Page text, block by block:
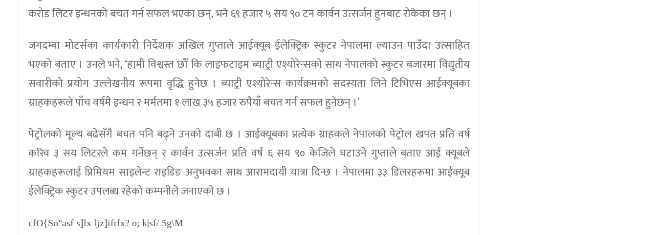
करोड लिटर इन्धनको बचत गर्न सफल भएका छन्, भने ६९ हजार ५ सय ९० टन कार्वन उत्सर्जन हुनबाट रोकेका छन् ।
जगदम्बा मोटर्सका कार्यकारी निर्देशक अखिल गुप्ताले आईक्यूब ईलेक्ट्रिक स्कुटर नेपालमा ल्याउन पाउँदा उत्साहित
भएको बताए । उनले भने, ‘हामी विश्वस्त छौँ कि लाइफटाइम ब्याट्री एश्योरेन्सको साथ नेपालको स्कुटर बजारमा विद्युतीय
सवारीको प्रयोग उल्लेखनीय रूपमा वृद्धि हुनेछ । ब्याट्री एश्योरेन्स कार्यक्रमको सदस्यता लिने टिभिएस आईक्यूबका
ग्राहकहरूले पाँच वर्षमै इन्धन र मर्मतमा १ लाख ३५ हजार रुपैयाँ बचत गर्न सफल हुनेछन् ।’
पेट्रोलको मूल्य बढेसँगै बचत पनि बढ्ने उनको दाबी छ । आईक्यूबका प्रत्येक ग्राहकले नेपालको पेट्रोल खपत प्रति वर्ष
करिव ३ सय लिटरले कम गर्नेछन् र कार्वन उत्सर्जन प्रति वर्ष ६ सय ९० केजिले घटाउने गुप्ताले बताए आई क्यूबले
ग्राहकहरूलाई प्रिमियम साइलेन्ट राइडिङ अनुभवका साथ आरामदायी यात्रा दिन्छ । नेपालमा ३३ डिलरहरूमा आईक्यूब
ईलेक्ट्रिक स्कुटर उपलब्ध रहेको कम्पनीले जनाएको छ ।
cfO{So"asf s]lx ljz]iftfx? o; k|sf/ 5g\M